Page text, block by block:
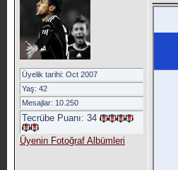
Üyelik tarihi: Oct 2007
Yaş: 42
Mesajlar: 10.250
Tecrübe Puanı: 34
Üyenin Fotoğraf Albümleri